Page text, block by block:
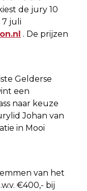
de jury 10
7 juli
. De prijzen
Gelderse
een
naar keuze
Johan van
in Mooi
van het
€400,- bij